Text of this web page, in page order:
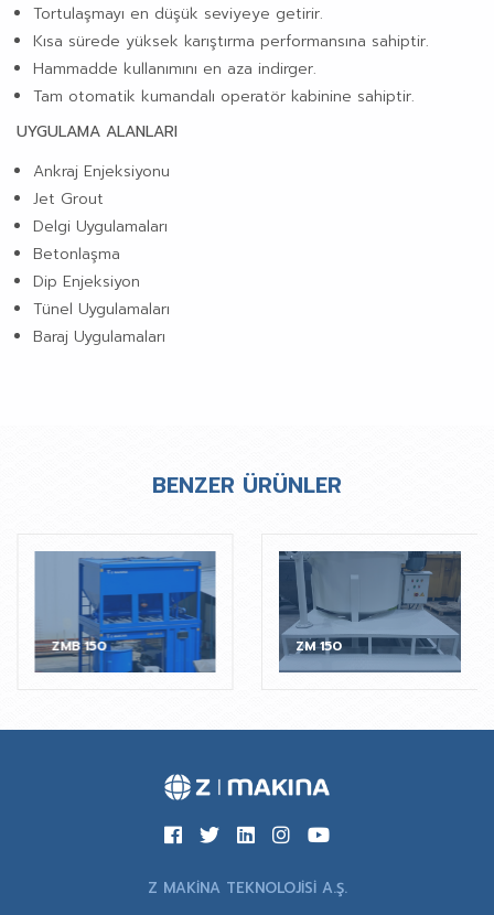
Tortulaşmayı en düşük seviyeye getirir.
Kısa sürede yüksek karıştırma performansına sahiptir.
Hammadde kullanımını en aza indirger.
Tam otomatik kumandalı operatör kabinine sahiptir.
UYGULAMA ALANLARI
Ankraj Enjeksiyonu
Jet Grout
Delgi Uygulamaları
Betonlaşma
Dip Enjeksiyon
Tünel Uygulamaları
Baraj Uygulamaları
BENZER ÜRÜNLER
ZMB 150 ZM 150
Z MAKİNA TEKNOLOJİSİ A.Ş.